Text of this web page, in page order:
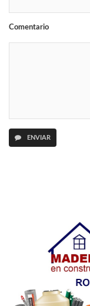
Comentario
ENVIAR